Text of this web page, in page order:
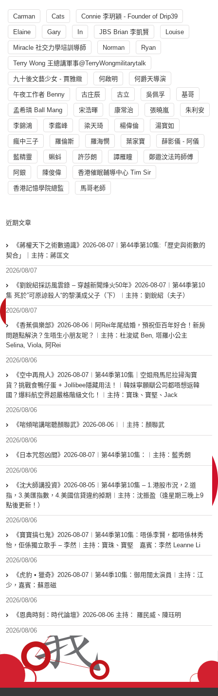
Carman Cats Connie 李玥穎 - Founder of Drip39
Elaine Gary In JBS Brian 李凱賢 Louise
Miracle 社交力學培訓導師 Norman Ryan
Terry Wong 王總講軍事@TerryWongmilitarytalk
九十後文藝少女 - 賈雅緻 何啟明 何爵天導演
午夜工作者 Benny 古庄辰 古立 吳佩孚 基哥
孟希璘 Ball Mang 宋浩暉 康常治 張曉嵐 朱利安
李錦鴻 李鑑峰 梁天琦 楊偉倫 湯寳如
瘋中三子 羅倫斯 羅海憫 葉家寶 薛影儀 - 阿儀
藍精靈 蝌蚪 許莎朗 譚雁瞳 鄭遨汶法筠師傅
阿銀 陳俊偉 香港催眠輔導中心 Tim Sir
香港記憶學院總監 馬哥老師
近期文章
《蔣權天下之術數通識》2026-08-07︱第44季第10集:「歴史與術數的
契合」｜主持：蔣匡文
2026/08/07
《劉銳紹採訪風雲錄 – 穿越新聞烽火50年》2026-08-07︱第44季第10
集 死於”可原諒殺人“的黎漢成父子（下）︱主持：劉銳紹（夫子）
2026/08/07
《香蕉俱樂部》2026-08-06︱阿Rei年尾結婚，預祝佢百年好合！新房
問題點解決？生唔生小朋友呢？︱主持：杜浚斌 Ben, 塔羅小公主
Selina, Viola, 阿Rei
2026/08/06
《空中再飛人》2026-08-07︱第44季第10集｜空姐飛馬尼拉掃淘寶
貨？挑戰食鴨仔蛋 + Jollibee隱藏用法！︱韓妹寧願瞓公司都唔想返韓
國？爆料航空界超嚴格階級文化！︱主持：寶珠、寶堅、Jack
2026/08/06
《啱傾啱講啱聽顏聯武》2026-08-06︱︱主持：顏聯武
2026/08/06
《日本咒怨凶間》2026-08-07︱第44季第10集：︱主持：藍秀朗
2026/08/06
《沈大師講投資》2026-08-05︱第44季第10集 – 1.港股市況，2.道
指，3.美匯指數，4.美國信貸違約掉期︱主持：沈振盈（逢星期三晚上9
點後更新！）
2026/08/06
《寶寶搞乜鬼》2026-08-07︱第44季第10集︰唔係李賢，都唔係林秀
怡，佢係獨立歌手 – 李然︱主持：寶珠、寶堅 嘉賓：李然 Leanne Li
2026/08/06
《虎豹 • 獵奇》2026-08-07︱第44季10集：御用闊太演員︱主持：江
少，嘉賓：蘇恩磁
2026/08/06
《恩典時刻：時代論壇》2026-08-06 主持： 羅民威、陳珏明
2026/08/06